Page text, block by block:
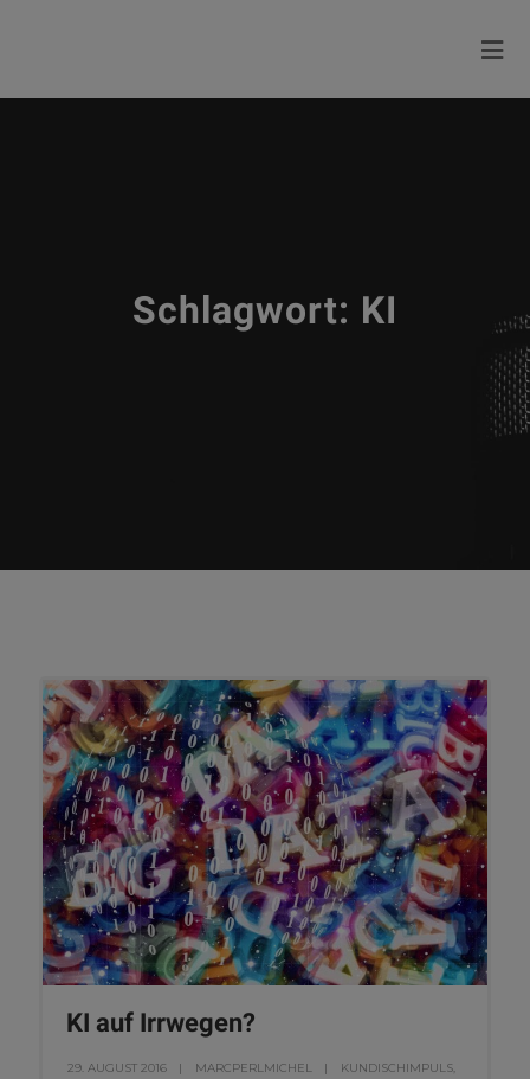
Schlagwort: KI
KI auf Irrwegen?
29. AUGUST 2016 MARCPERLMICHEL KUNDISCHIMPULS,